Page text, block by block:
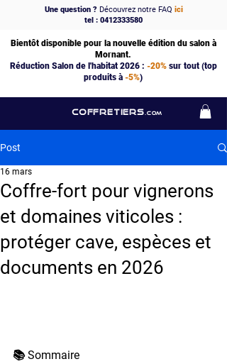
COFFRETIERS .COM
Une question ?Découvrez notre FAQ ici
tel : 0412333580
Bientôt disponible pour la nouvelle édition du salon à
Mornant.
Réduction Salon de l'habitat 2026 : -20%sur tout (top
produits à -5%)
Post
Coffre-fort pour vignerons
et domaines viticoles :
protéger cave, espèces et
documents en 2026
16 mars
📚 Sommaire